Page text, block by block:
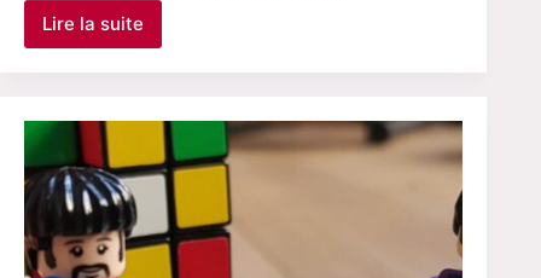
Lire la suite
Cerulo